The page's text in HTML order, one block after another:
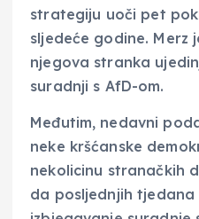
strategiju uoči pet
sljedeće godine. Merz
njegova stranka
suradnji s AfD-om.
Međutim, nedavni
neke kršćanske
nekolicinu stranačkih
da posljednjih